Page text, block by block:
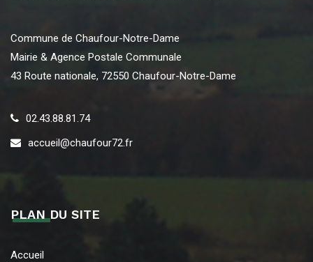
Commune de Chaufour-Notre-Dame
Mairie & Agence Postale Communale
43 Route nationale, 72550 Chaufour-Notre-Dame
02.43.88.81.74
accueil@chaufour72.fr
PLAN DU SITE
Accueil